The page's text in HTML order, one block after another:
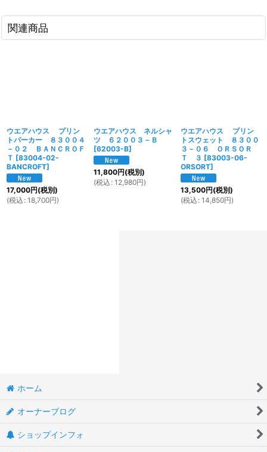
関連商品
ウエアハウス プリン
トパーカー ８３００４
－０２ ＢＡＮＣＲＯＦ
Ｔ [83004-02-
BANCROFT]
17,000円(税別)
(税込 : 18,700円)
ウエアハウス ネルシャ
ツ ６２００３－Ｂ
[62003-B]
11,800円(税別)
(税込 : 12,980円)
ウエアハウス プリン
トスウェット ８３００
３－０６ ＯＲＳＯＲ
Ｔ ３ [83003-06-
ORSORT]
13,500円(税別)
(税込 : 14,850円)
ホーム
オーナーブログ
ショップインフォ